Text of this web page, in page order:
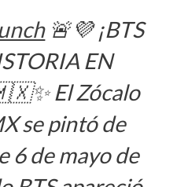
🚨💜 ¡BTS
EN
El Zócalo
se pintó de
6 de mayo de